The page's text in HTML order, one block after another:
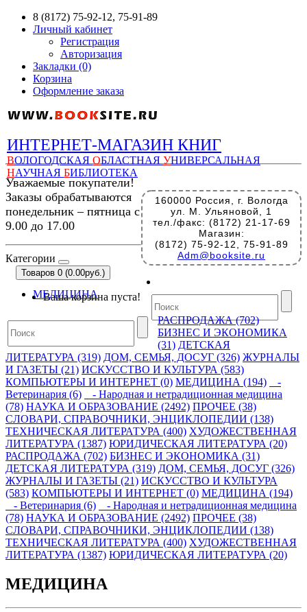
8 (8172) 75-92-12, 75-91-89
Личный кабинет
Регистрация
Авторизация
Закладки (0)
Корзина
Оформление заказа
ИНТЕРНЕТ-МАГАЗИН КНИГ
ВОЛОГОДСКАЯ ОБЛАСТНАЯ УНИВЕРСАЛЬНАЯ
НАУЧНАЯ БИБЛИОТЕКА
160000 Россия, г. Вологда
ул. М. Ульяновой, 1
тел./факс: (8172) 21-17-69
Магазин:
(8172) 75-92-12, 75-91-89
Adm@booksite.ru
Уважаемые покупатели!
Заказы обрабатываются
понедельник – пятница с
9.00 до 17.00
Категории
Товаров 0 (0.00руб.)
Ваша корзина пуста!
МЕДИЦИНА
РАСПРОДАЖА (702)
БИЗНЕС И ЭКОНОМИКА
(31) ДЕТСКАЯ
ЛИТЕРАТУРА (319) ДОМ, СЕМЬЯ, ДОСУГ (326) ЖУРНАЛЫ
И ГАЗЕТЫ (21) ИСКУССТВО И КУЛЬТУРА (583)
КОМПЬЮТЕРЫ И ИНТЕРНЕТ (0) МЕДИЦИНА (194)
-
Ветеринария (6)
- Народная и нетрадиционная медицина
(78) НАУКА И ОБРАЗОВАНИЕ (2492) ПРОЧЕЕ (38)
СЛОВАРИ, СПРАВОЧНИКИ, ЭНЦИКЛОПЕДИИ (138)
ТЕХНИЧЕСКАЯ ЛИТЕРАТУРА (400) ХУДОЖЕСТВЕННАЯ
ЛИТЕРАТУРА (1387) ЮРИДИЧЕСКАЯ ЛИТЕРАТУРА (20)
РАСПРОДАЖА (702) БИЗНЕС И ЭКОНОМИКА (31)
ДЕТСКАЯ ЛИТЕРАТУРА (319) ДОМ, СЕМЬЯ, ДОСУГ (326)
ЖУРНАЛЫ И ГАЗЕТЫ (21) ИСКУССТВО И КУЛЬТУРА
(583) КОМПЬЮТЕРЫ И ИНТЕРНЕТ (0) МЕДИЦИНА (194)
- Ветеринария (6)
- Народная и нетрадиционная медицина
(78) НАУКА И ОБРАЗОВАНИЕ (2492) ПРОЧЕЕ (38)
СЛОВАРИ, СПРАВОЧНИКИ, ЭНЦИКЛОПЕДИИ (138)
ТЕХНИЧЕСКАЯ ЛИТЕРАТУРА (400) ХУДОЖЕСТВЕННАЯ
ЛИТЕРАТУРА (1387) ЮРИДИЧЕСКАЯ ЛИТЕРАТУРА (20)
МЕДИЦИНА